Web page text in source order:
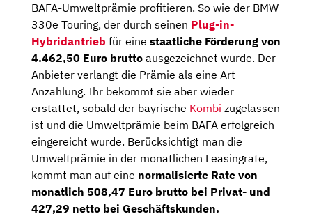
BAFA-Umweltprämie profitieren. So wie der BMW
330e Touring, der durch seinen Plug-in-
Hybridantrieb für eine staatliche Förderung von
4.462,50 Euro brutto ausgezeichnet wurde. Der
Anbieter verlangt die Prämie als eine Art
Anzahlung. Ihr bekommt sie aber wieder
erstattet, sobald der bayrische Kombi zugelassen
ist und die Umweltprämie beim BAFA erfolgreich
eingereicht wurde. Berücksichtigt man die
Umweltprämie in der monatlichen Leasingrate,
kommt man auf eine normalisierte Rate von
monatlich 508,47 Euro brutto bei Privat- und
427,29 netto bei Geschäftskunden.